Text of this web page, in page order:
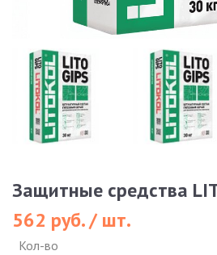
Защитные средства
562 руб. / шт.
Кол-во